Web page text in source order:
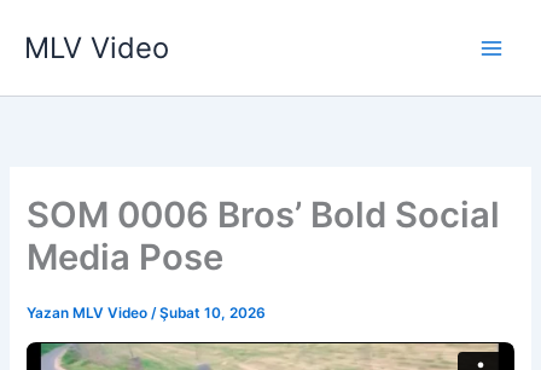
atlaMLV Video
SOM 0006 Bros’ Bold Social
Media Pose
Yazan MLV Video/Şubat 10, 2026